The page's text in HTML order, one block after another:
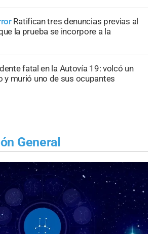
Ratifican tres denuncias previas al
la prueba se incorpore a la
fatal en la Autovía 19: volcó un
murió uno de sus ocupantes
General